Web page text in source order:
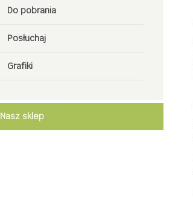
Do pobrania
Posłuchaj
Grafiki
Nasz sklep